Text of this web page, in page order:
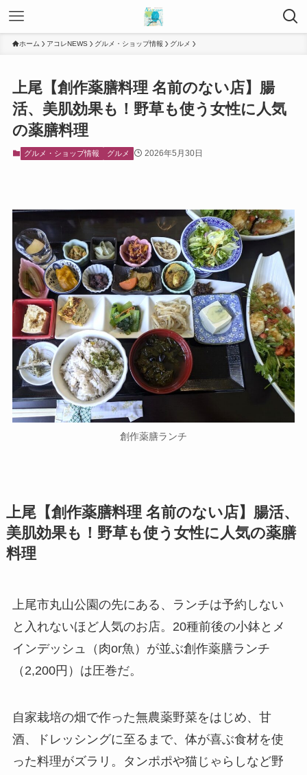
ホーム アコレNEWS グルメ・ショップ情報 グルメ
上尾【創作薬膳料理 名前のない店】腸
活、美肌効果も！野草も使う女性に人気
の薬膳料理
グルメ・ショップ情報 グルメ 2026年5月30日
創作薬膳ランチ
上尾【創作薬膳料理 名前のない店】腸活、
美肌効果も！野草も使う女性に人気の薬膳
料理
上尾市丸山公園の先にある、ランチは予約しない
と入れないほど人気のお店。20種前後の小鉢とメ
インデッシュ（肉or魚）が並ぶ創作薬膳ランチ
（2,200円）は圧巻だ。
自家栽培の畑で作った無農薬野菜をはじめ、甘
酒、ドレッシングに至るまで、体が喜ぶ食材を使
った料理がズラリ。タンポポや猫じゃらしなど野